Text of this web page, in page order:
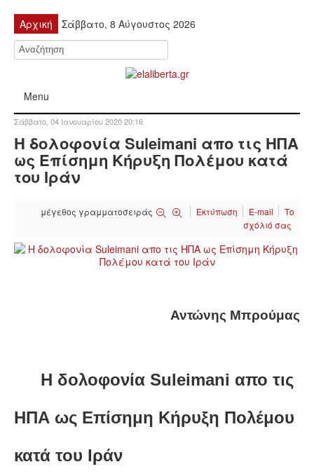
Αρχική Σάββατο, 8 Αύγουστος 2026
Menu
ΚΙΝΗΤΟΠΟΙΉΣΕΙΣ
ΑΝΑΛΎΣΕΙΣ
ΟΙΚΟΝΟΜΊΑ
ΕΙΔΉΣΕΙΣ
ΚΌΣΜΟΣ
ΑΝΑΤΟΛΙΚΉ ΕΥΡΏΠΗ / ΒΑΛΚΆΝΙΑ
Σάββατο, 04 Ιανουαρίου 2020 20:16
Η δολοφονία Suleimani απο τις ΗΠΑ
ως Επίσημη Κήρυξη Πολέμου κατά
του Ιράν
μέγεθος γραμματοσειράς Εκτύπωση E-mail
Το
σχόλιό σας
Αντώνης Μπρούμας
Η δολοφονία Suleimani απο τις
ΗΠΑ ως Επίσημη Κήρυξη Πολέμου
κατά του Ιράν